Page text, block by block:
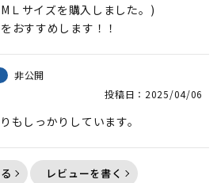
Ｌサイズを購入しました。)
おすすめします！！
非公開
投稿日
2025/04/06
もしっかりしています。
レビューを書く